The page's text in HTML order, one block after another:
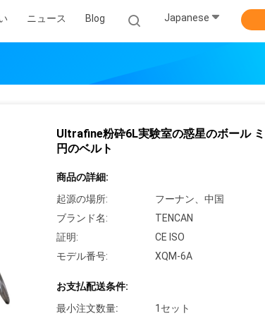
ニュース Blog Japanese
Ultrafine粉砕6L実験室の惑星のボール
円のベルト
商品の詳細:
起源の場所:
フーナン、中国
ブランド名:
TENCAN
証明:
CE ISO
モデル番号:
XQM-6A
お支払配送条件:
最小注文数量:
1セット